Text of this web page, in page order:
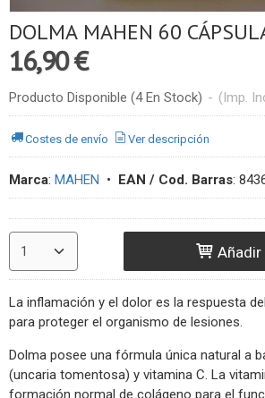
DOLMA MAHEN 60
16,90 €
Producto Disponible (4 En Stock) - (Imp.
Costes de envío Ver descripción
Marca: MAHEN • EAN / Cod. Barras:
Añadir
La inflamación y el dolor es la respuesta
para proteger el organismo de lesiones.
Dolma posee una fórmula única natural a
(uncaria tomentosa) y vitamina C. La
formación normal de colágeno para el